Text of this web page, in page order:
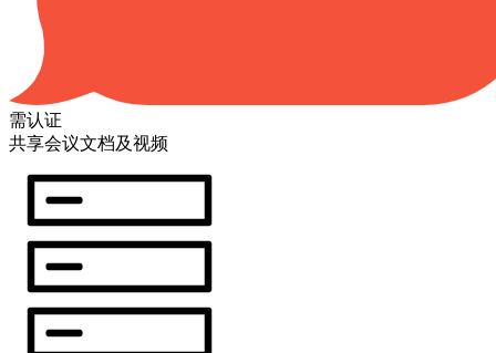
需认证
共享会议文档及视频